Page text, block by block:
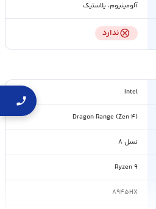
آلومینیوم، پلاستیک
cancelندارد
Intel
Dragon Range (Zen ۴)
نسل ۸
Ryzen ۹
۸۹۴۵HX